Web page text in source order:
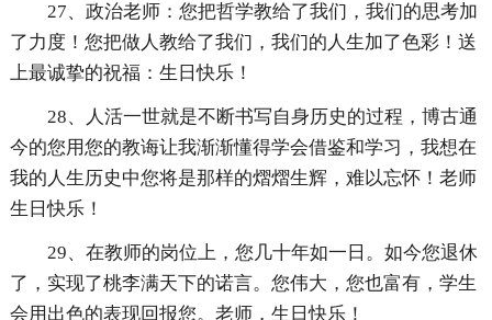
27、政治老师：您把哲学教给了我们，我们的思考加
了力度！您把做人教给了我们，我们的人生加了色彩！送
上最诚挚的祝福：生日快乐！
28、人活一世就是不断书写自身历史的过程，博古通
今的您用您的教诲让我渐渐懂得学会借鉴和学习，我想在
我的人生历史中您将是那样的熠熠生辉，难以忘怀！老师
生日快乐！
29、在教师的岗位上，您几十年如一日。如今您退休
了，实现了桃李满天下的诺言。您伟大，您也富有，学生
会用出色的表现回报您。老师，生日快乐！